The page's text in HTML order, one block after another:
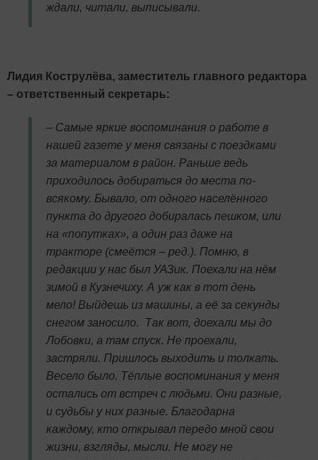
ждали, читали, выписывали.
Лидия Кострулёва, заместитель главного редактора
– ответственный секретарь:
– Самые яркие воспоминания о работе в
нашей газете у меня связаны с поездками
за материалом в район. Раньше ведь
приходилось добираться до места по-
всякому. Бывало, от одного населённого
пункта до другого добиралась пешком, или
на «попутках», а один раз даже на
тракторе (смеётся – ред.). Помню, в
редакции у нас был УАЗик. Поехали на нём
зимой в Кузнечиху. А уж как в тот день
мело! Выйдешь из машины, а её за секунды
снегом заносило. Так вот, доехали мы до
Лобовки, а там спуск. Не проехали,
застряли. Пришлось выходить и толкать.
Весело было. Тёплые воспоминания у меня
остались от встреч с людьми. Они разные,
и судьбы у них разные. Благодарна
каждому, кто открывал передо мной свои
жизни, взгляды, мысли. Не могу не